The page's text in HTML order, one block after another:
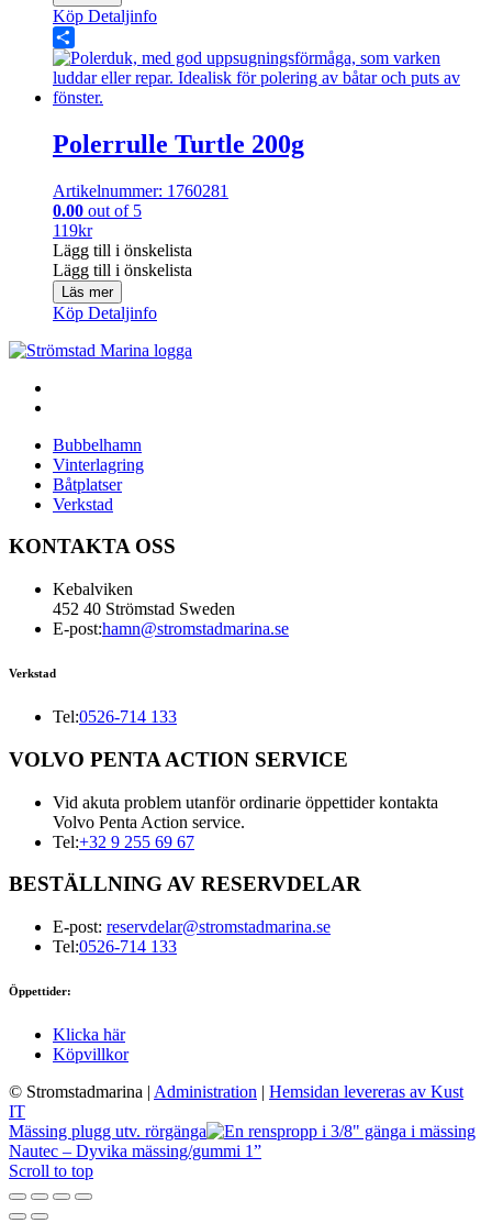
Köp Detaljinfo
Share
Polerrulle Turtle 200g
Artikelnummer: 1760281
0.00 out of 5
119kr
Lägg till i önskelista
Lägg till i önskelista
Läs mer
Köp Detaljinfo
Bubbelhamn
Vinterlagring
Båtplatser
Verkstad
KONTAKTA OSS
Kebalviken
452 40 Strömstad Sweden
E-post:hamn@stromstadmarina.se
Verkstad
Tel:0526-714 133
VOLVO PENTA ACTION SERVICE
Vid akuta problem utanför ordinarie öppettider kontakta
Volvo Penta Action service.
Tel:+32 9 255 69 67
BESTÄLLNING AV RESERVDELAR
E-post: reservdelar@stromstadmarina.se
Tel:0526-714 133
Öppettider:
Klicka här
Köpvillkor
© Stromstadmarina | Administration | Hemsidan levereras av Kust
IT
Mässing plugg utv. rörgänga
Nautec – Dyvika mässing/gummi 1”
Scroll to top